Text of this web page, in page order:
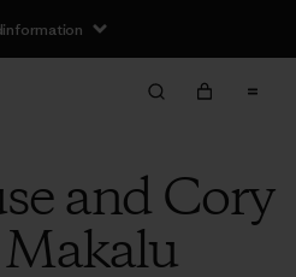
and Cory